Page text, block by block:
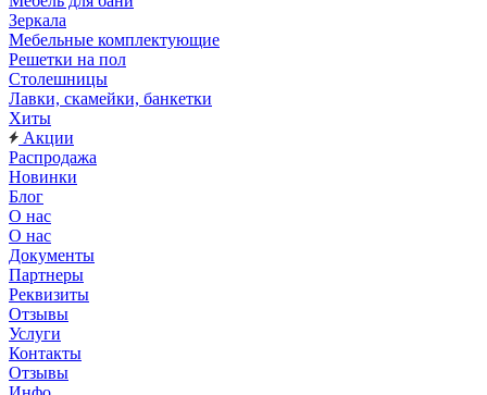
Зеркала
Мебельные комплектующие
Решетки на пол
Столешницы
Лавки, скамейки, банкетки
Хиты
Акции
Распродажа
Новинки
Блог
О нас
О нас
Документы
Партнеры
Реквизиты
Отзывы
Услуги
Контакты
Отзывы